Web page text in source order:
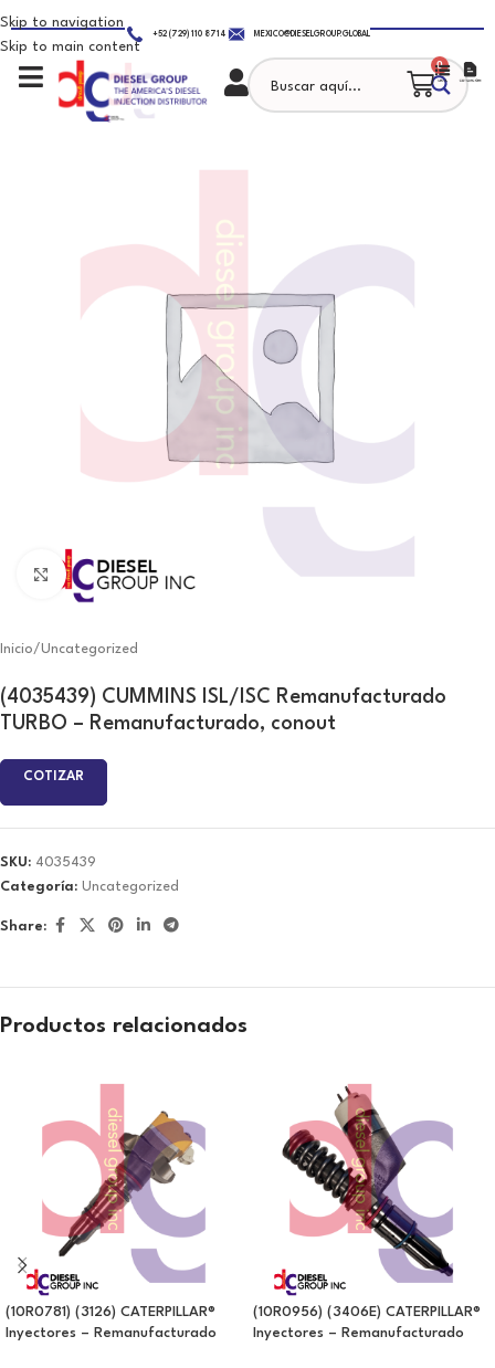
Skip to navigation
Skip to main content
+52 (729) 110 8714 MEXICO@DIESELGROUP.GLOBAL
0
Click to enlarge
Inicio/Uncategorized
(4035439) CUMMINS ISL/ISC Remanufacturado
TURBO – Remanufacturado, conout
COTIZAR
SKU: 4035439
Categoría: Uncategorized
Share:
Productos relacionados
(10R0781) (3126) CATERPILLAR®
Inyectores – Remanufacturado
(10R0956) (3406E) CATERPILLAR®
Inyectores – Remanufacturado